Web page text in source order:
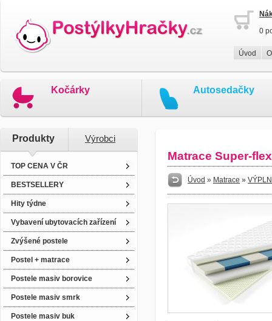
0
Úvod
Kočárky Autosedačky
Produkty Výrobci
TOP CENA V ČR
BESTSELLERY
Hity týdne
Vybavení ubytovacích zařízení
Zvýšené postele
Postel + matrace
Postele masiv borovice
Postele masiv smrk
Postele masiv buk
Matrace Super-
Úvod » Matrace »